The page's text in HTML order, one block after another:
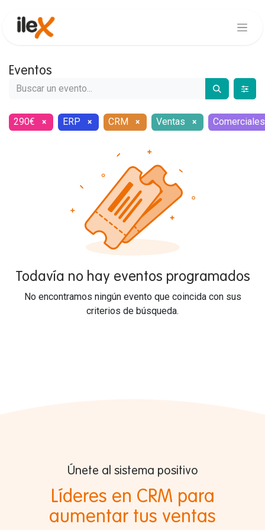
Eventos
290€ × ERP × CRM × Ventas × Comerciales
Todavía no hay eventos programados
No encontramos ningún evento que coincida con sus
criterios de búsqueda.
Únete al sistema positivo
Líderes en CRM para
aumentar tus ventas